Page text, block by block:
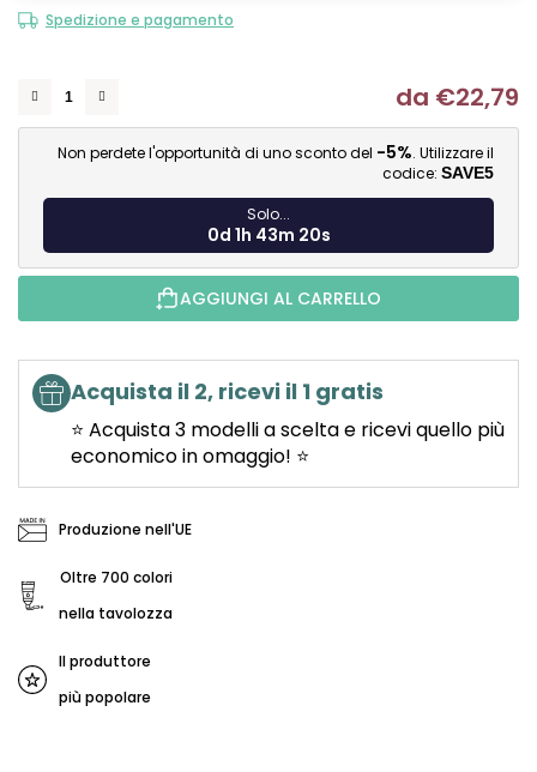
Spedizione e pagamento
da €22,79
Non perdete l'opportunità di uno sconto del -5%. Utilizzare il
codice: SAVE5
Solo...
0d 1h 43m 19s
AGGIUNGI AL CARRELLO
Acquista il 2, ricevi il 1 gratis
⭐ Acquista 3 modelli a scelta e ricevi quello più
economico in omaggio! ⭐
Produzione nell'UE
Oltre 700 colori
nella tavolozza
Il produttore
più popolare